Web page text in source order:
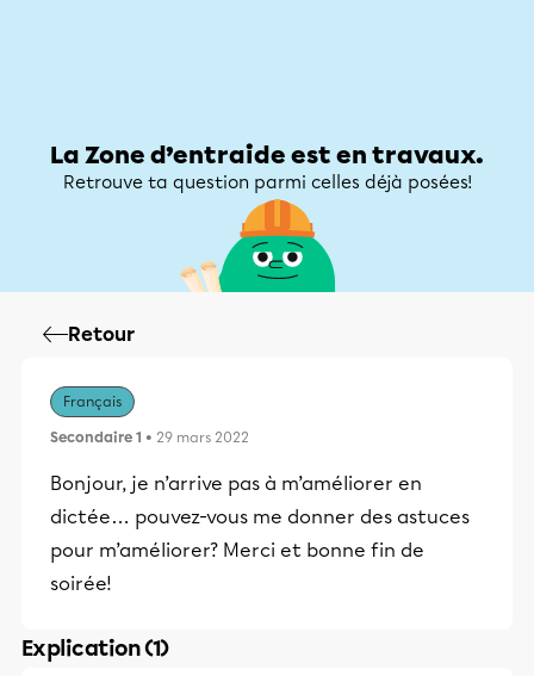
La Zone d’entraide est en travaux.
Retrouve ta question parmi celles déjà posées!
Retour
Français
Secondaire 1 • 29 mars 2022
Bonjour, je n’arrive pas à m’améliorer en
dictée… pouvez-vous me donner des astuces
pour m’améliorer? Merci et bonne fin de
soirée!
Explication (1)